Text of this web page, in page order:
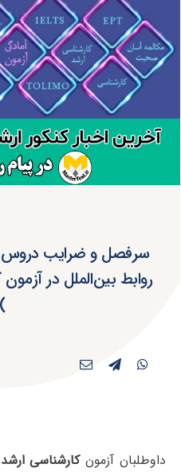
سرفصل و ضرایب دروس
)
داوطلبان آزمونکارشناسی